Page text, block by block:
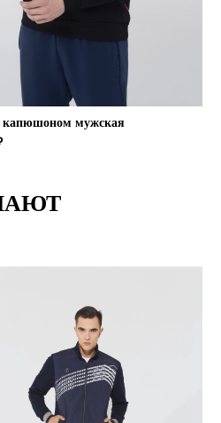
капюшоном мужская